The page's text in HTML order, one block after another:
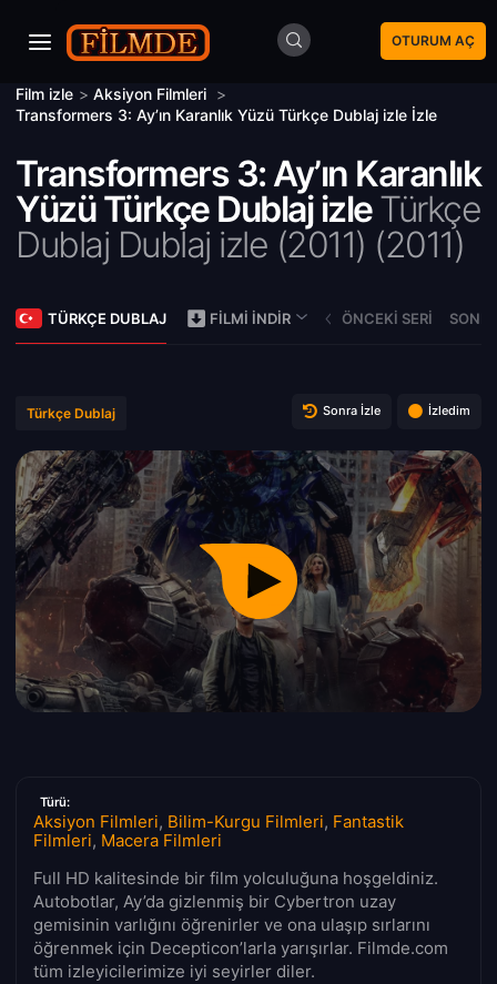
OTURUM AÇ
Film izle > Aksiyon Filmleri >
Transformers 3: Ay’ın Karanlık Yüzü Türkçe Dublaj izle İzle
Transformers 3: Ay’ın Karanlık
Yüzü Türkçe Dublaj izleTürkçe
Dublaj Dublaj izle (2011) (2011)
TÜRKÇE DUBLAJ FILMI İNDIR ÖNCEKI SERI
Türkçe Dublaj Sonra İzle İzledim
Türü:
Aksiyon Filmleri, Bilim-Kurgu Filmleri, Fantastik
Filmleri, Macera Filmleri
Full HD kalitesinde bir film yolculuğuna hoşgeldiniz.
Autobotlar, Ay’da gizlenmiş bir Cybertron uzay
gemisinin varlığını öğrenirler ve ona ulaşıp sırlarını
öğrenmek için Decepticon’larla yarışırlar. Filmde.com
tüm izleyicilerimize iyi seyirler diler.